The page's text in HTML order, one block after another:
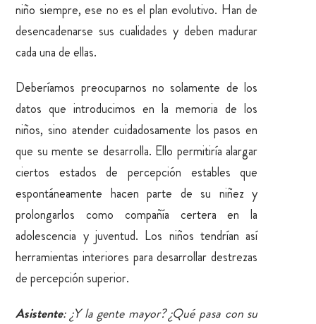
niño siempre, ese no es el plan evolutivo. Han de
desencadenarse sus cualidades y deben madurar
cada una de ellas.
Deberíamos preocuparnos no solamente de los
datos que introducimos en la memoria de los
niños, sino atender cuidadosamente los pasos en
que su mente se desarrolla. Ello permitiría alargar
ciertos estados de percepción estables que
espontáneamente hacen parte de su niñez y
prolongarlos como compañía certera en la
adolescencia y juventud. Los niños tendrían así
herramientas interiores para desarrollar destrezas
de percepción superior.
Asistente: ¿Y la gente mayor? ¿Qué pasa con su